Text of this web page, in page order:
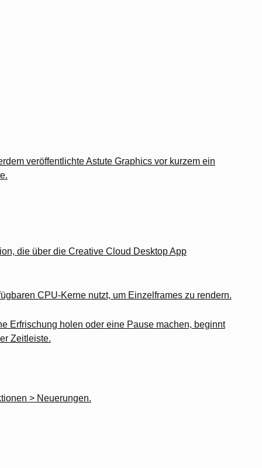
veröffentlichte Astute Graphics vor kurzem ein
.
die über die Creative Cloud Desktop App
CPU-Kerne nutzt, um Einzelframes zu rendern.
Erfrischung holen oder eine Pause machen, beginnt
Zeitleiste.
> Neuerungen.